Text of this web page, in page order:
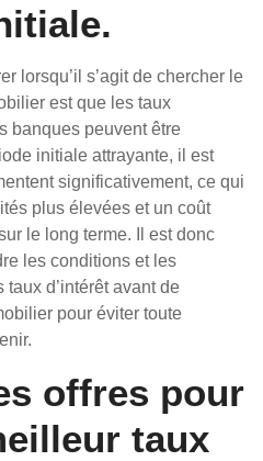
lorsqu’il s’agit de chercher le
est que les taux
banques peuvent être
initiale attrayante, il est
significativement, ce qui
plus élevées et un coût
le long terme. Il est donc
les conditions et les
d’intérêt avant de
pour éviter toute
offres pour
taux